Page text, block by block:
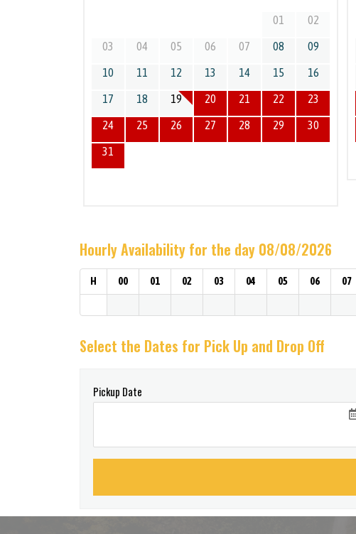
01 02
03 04 05 06 07 08 09
10 11 12 13 14 15 16
17 18 19 20 21 22 23
24 25 26 27 28 29 30
31
Hourly Availability for the day 08/08/2026
H 00 01 02 03 04 05 06 07
Select the Dates for Pick Up and Drop Off
Pickup Date